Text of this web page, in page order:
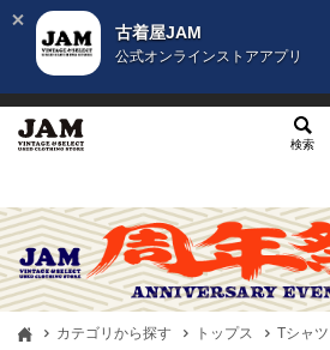
古着屋JAM
公式オンラインストアアプリ
検索
カテゴリから探す トップス Tシャツ